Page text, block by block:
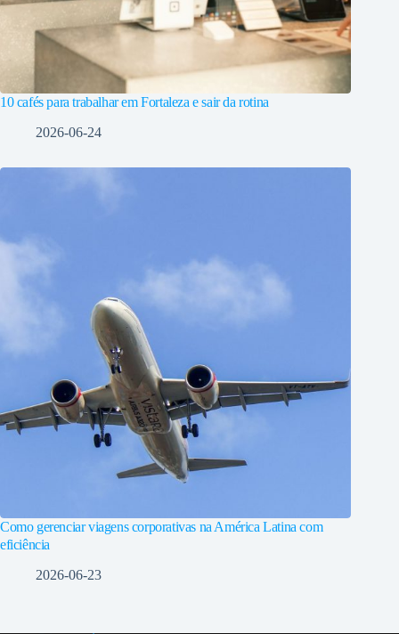
10 cafés para trabalhar em Fortaleza e sair da rotina
2026-06-24
Como gerenciar viagens corporativas na América Latina com
eficiência
2026-06-23